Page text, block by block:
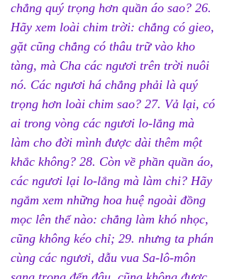
chẳng quý trọng hơn quần áo sao? 26.
Hãy xem loài chim trời: chẳng có gieo,
gặt cũng chẳng có thâu trữ vào kho
tàng, mà Cha các ngươi trên trời nuôi
nó. Các ngươi há chẳng phải là quý
trọng hơn loài chim sao? 27. Vả lại, có
ai trong vòng các ngươi lo-lắng mà
làm cho đời mình được dài thêm một
khắc không? 28. Còn về phần quần áo,
các ngươi lại lo-lắng mà làm chi? Hãy
ngắm xem những hoa huệ ngoài đồng
mọc lên thể nào: chẳng làm khó nhọc,
cũng không kéo chỉ; 29. nhưng ta phán
cùng các ngươi, dẫu vua Sa-lô-môn